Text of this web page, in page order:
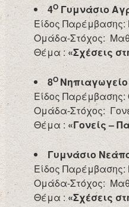
4ΟΓυμνάσιο
Είδος
Ομάδα-Στόχος:
Θέμα :«Σχέσεις
8Ο
Είδος Παρέμβασης:
Ομάδα-Στόχος:
Θέμα :«Γονείς –
Γυμνάσιο
Είδος
Ομάδα-Στόχος:
Θέμα :«Σχέσεις